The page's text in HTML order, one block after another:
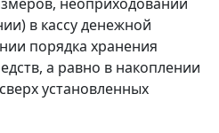
неоприходовании
в кассу денежной
порядка хранения
а равно в накоплении
установленных